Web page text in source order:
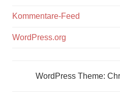
Kommentare-Feed
WordPress.org
WordPress Theme: